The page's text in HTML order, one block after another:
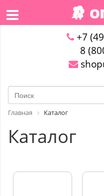
+7
8
Главная Каталог
Каталог